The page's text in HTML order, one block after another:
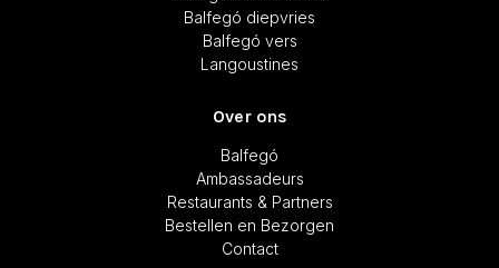
Balfegó diepvries
Balfegó vers
Langoustines
Over ons
Balfegó
Ambassadeurs
Restaurants & Partners
Bestellen en Bezorgen
Contact